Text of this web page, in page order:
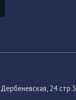
24 стр.3